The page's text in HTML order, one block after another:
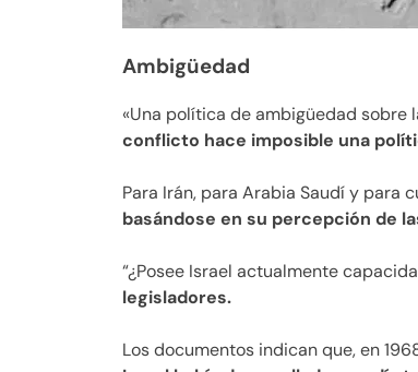
Ambigüedad
«Una política de ambigüedad sobre
conflicto hace imposible una
Para Irán, para Arabia Saudí y para
basándose en su percepción de
“¿Posee Israel actualmente
legisladores.
Los documentos indican que, en